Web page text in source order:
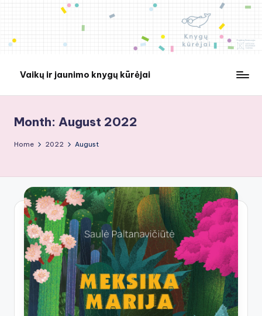
Vaikų ir jaunimo knygų kūrėjai
Month: August 2022
Home 2022 August